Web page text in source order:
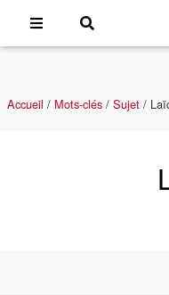
Accueil / Mots-clés / Sujet /